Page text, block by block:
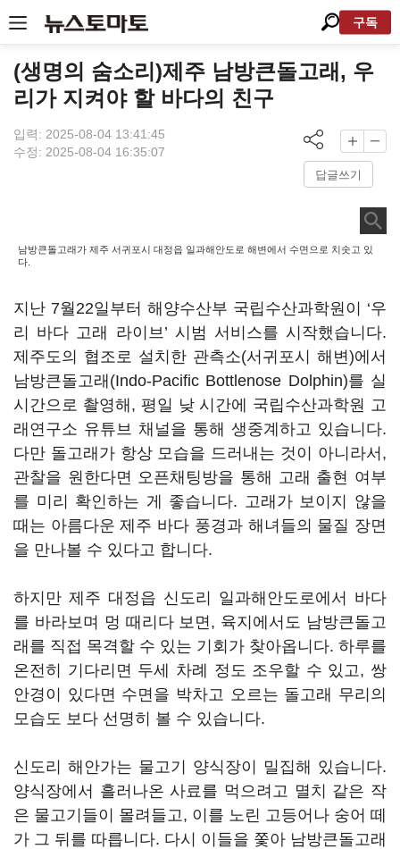
구독
(생명의 숨소리)제주 남방큰돌고래, 우
리가 지켜야 할 바다의 친구
입력: 2025-08-04 13:41:45
수정: 2025-08-04 16:35:07
답글쓰기
남방큰돌고래가 제주 서귀포시 대정읍 일과해안도로 해변에서 수면으로 치솟고 있
다.
지난 7월22일부터 해양수산부 국립수산과학원이 ‘우
리 바다 고래 라이브’ 시범 서비스를 시작했습니다.
제주도의 협조로 설치한 관측소(서귀포시 해변)에서
남방큰돌고래(Indo-Pacific Bottlenose Dolphin)를 실
시간으로 촬영해, 평일 낮 시간에 국립수산과학원 고
래연구소 유튜브 채널을 통해 생중계하고 있습니다.
다만 돌고래가 항상 모습을 드러내는 것이 아니라서,
관찰을 원한다면 오픈채팅방을 통해 고래 출현 여부
를 미리 확인하는 게 좋습니다. 고래가 보이지 않을
때는 아름다운 제주 바다 풍경과 해녀들의 물질 장면
을 만나볼 수 있다고 합니다.
하지만 제주 대정읍 신도리 일과해안도로에서 바다
를 바라보며 멍 때리다 보면, 육지에서도 남방큰돌고
래를 직접 목격할 수 있는 기회가 찾아옵니다. 하루를
온전히 기다리면 두세 차례 정도 조우할 수 있고, 쌍
안경이 있다면 수면을 박차고 오르는 돌고래 무리의
모습도 보다 선명히 볼 수 있습니다.
신도리 해안가는 물고기 양식장이 밀집해 있습니다.
양식장에서 흘러나온 사료를 먹으려고 멸치 같은 작
은 물고기들이 몰려들고, 이를 노린 고등어나 숭어 떼
가 그 뒤를 따릅니다. 다시 이들을 쫓아 남방큰돌고래